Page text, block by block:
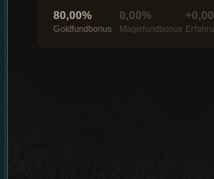
80,00%
Goldfundbonus
0,00%
Magiefundbonus
+0,00